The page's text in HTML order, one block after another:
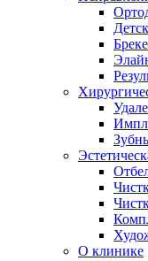
О клинике